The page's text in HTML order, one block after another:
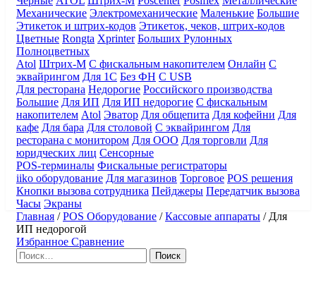
Механические Электромеханические Маленькие Большие
Этикеток и штрих-кодов Этикеток, чеков, штрих-кодов
Цветные Rongta Xprinter Больших Рулонных
Полноцветных
Atol Штрих-М С фискальным накопителем Онлайн С
эквайрингом Для 1С Без ФН С USB
Для ресторана Недорогие Российского производства
Большие Для ИП Для ИП недорогие С фискальным
накопителем Atol Эватор Для общепита Для кофейни Для
кафе Для бара Для столовой С эквайрингом Для
ресторана с монитором Для ООО Для торговли Для
юридческих лиц Сенсорные
POS-терминалы Фискальные регистраторы
iiko оборудование Для магазинов Торговое POS решения
Кнопки вызова сотрудника Пейджеры Передатчик вызова
Часы Экраны
Главная /POS Оборудование /Кассовые аппараты / Для
ИП недорогой
Избранное Сравнение
Найти: